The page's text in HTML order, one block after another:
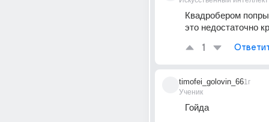
Квадробером
это недостаточно
1
timofei_golovin_66
Ученик
1г
Гойда